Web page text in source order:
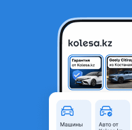
Фара Chrysler 300C